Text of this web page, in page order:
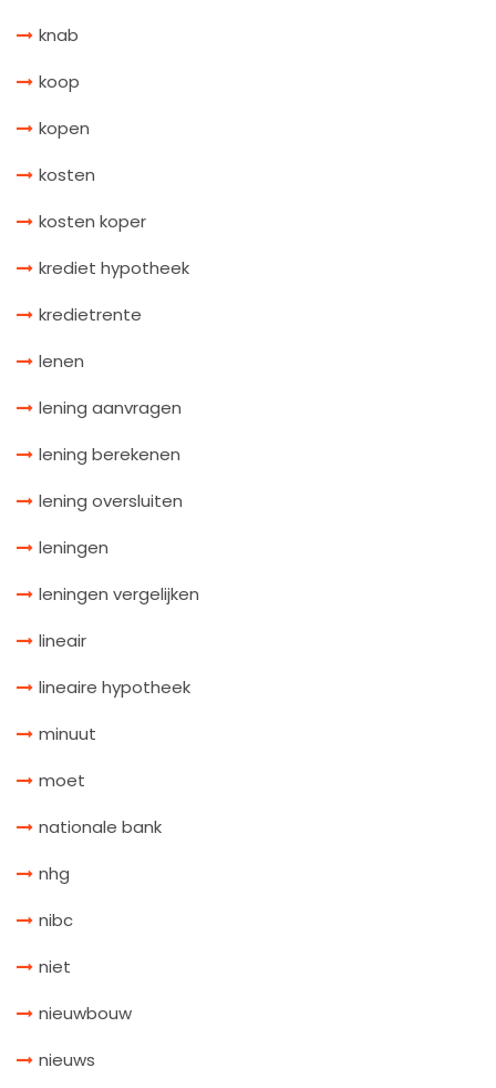
knab
koop
kopen
kosten
kosten koper
krediet hypotheek
kredietrente
lenen
lening aanvragen
lening berekenen
lening oversluiten
leningen
leningen vergelijken
lineair
lineaire hypotheek
minuut
moet
nationale bank
nhg
nibc
niet
nieuwbouw
nieuws